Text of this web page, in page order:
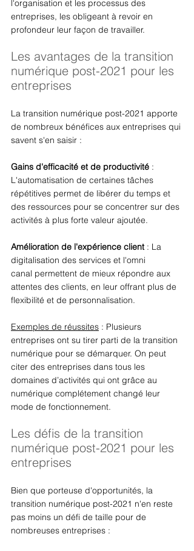
l'organisation et les processus des
entreprises, les obligeant à revoir en
profondeur leur façon de travailler.
Les avantages de la transition
numérique post-2021 pour les
entreprises
La transition numérique post-2021 apporte
de nombreux bénéfices aux entreprises qui
savent s'en saisir :
Gains d'efficacité et de productivité :
L'automatisation de certaines tâches
répétitives permet de libérer du temps et
des ressources pour se concentrer sur des
activités à plus forte valeur ajoutée.
Amélioration de l'expérience client : La
digitalisation des services et l'omni
canal permettent de mieux répondre aux
attentes des clients, en leur offrant plus de
flexibilité et de personnalisation.
Exemples de réussites : Plusieurs
entreprises ont su tirer parti de la transition
numérique pour se démarquer. On peut
citer des entreprises dans tous les
domaines d’activités qui ont grâce au
numérique complétement changé leur
mode de fonctionnement.
Les défis de la transition
numérique post-2021 pour les
entreprises
Bien que porteuse d'opportunités, la
transition numérique post-2021 n'en reste
pas moins un défi de taille pour de
nombreuses entreprises :